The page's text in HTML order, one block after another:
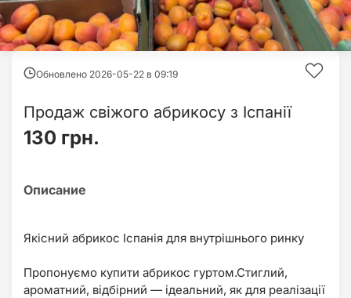
Обновлено 2026-05-22 в 09:19
Продаж свіжого абрикосу з Іспанії
130 грн.
Якісний абрикос Іспанія для внутрішнього ринку
Пропонуємо купити абрикос гуртом.Стиглий,
ароматний, відбірний — ідеальний, як для реалізації